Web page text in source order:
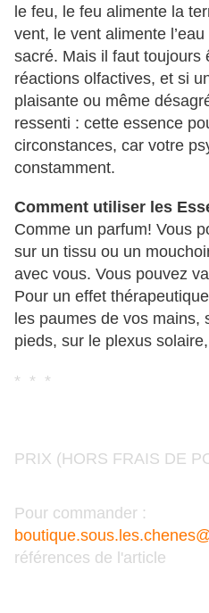
le feu, le feu alimente la
vent, le vent alimente
sacré. Mais il faut toujours
réactions olfactives, et si
plaisante ou même
ressenti : cette essence
circonstances, car votre
constamment.
Comment utiliser les
Comme un parfum! Vous
sur un tissu ou un
avec vous. Vous pouvez
Pour un effet
les paumes de vos mains,
pieds, sur le plexus
* * *
PRIX (HORS FRAIS DE
Pour commander :
références de l'article